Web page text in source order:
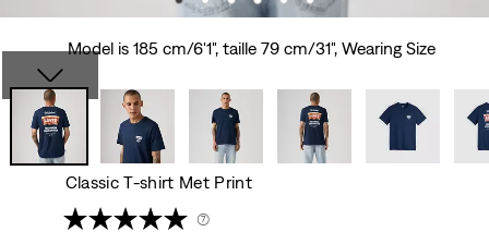
Model is 185 cm/6'1", taille 79 cm/31", Wearing Size
Classic T-shirt Met Print
(7)